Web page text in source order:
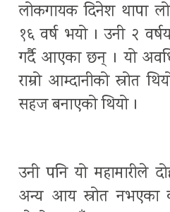
लोकगायक दिनेश थापा
१६ वर्ष भयो । उनी २
गर्दै आएका छन् । यो
राम्रो आम्दानीको स्रोत
सहज बनाएको थियो ।
उनी पनि यो महामारीले
अन्य आय स्रोत नभएका